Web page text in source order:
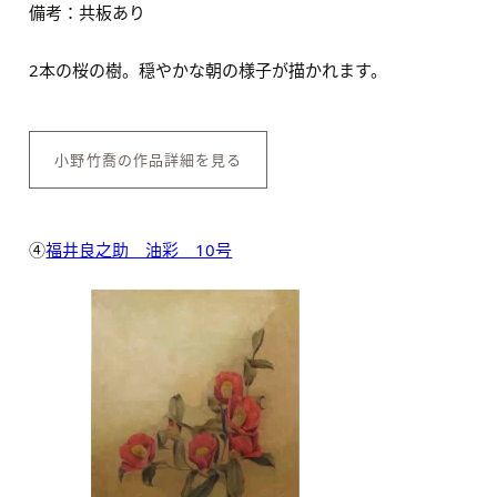
備考：共板あり
2本の桜の樹。穏やかな朝の様子が描かれます。
小野竹喬の作品詳細を見る
④福井良之助 油彩 10号